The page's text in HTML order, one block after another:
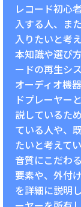
レコード初心
入する人、ま
入りたいと考
本知識や選び
ードの再生シ
オーディオ機
ドプレーヤー
説しているた
ている人や、
たいと考えて
音質にこだわ
要素や、外付
を詳細に説明